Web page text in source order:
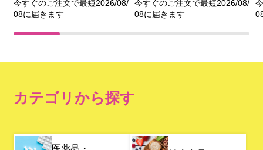
今すぐのご注文で最短2026/08/
08に届きます
今すぐのご注文で最短2026/08/
08に届きます
カテゴリから探す